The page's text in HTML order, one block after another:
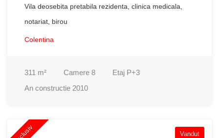
Vila deosebita pretabila rezidenta, clinica medicala,
notariat, birou
Colentina
311 m² Camere 8 Etaj P+3
An constructie 2010
Vandut